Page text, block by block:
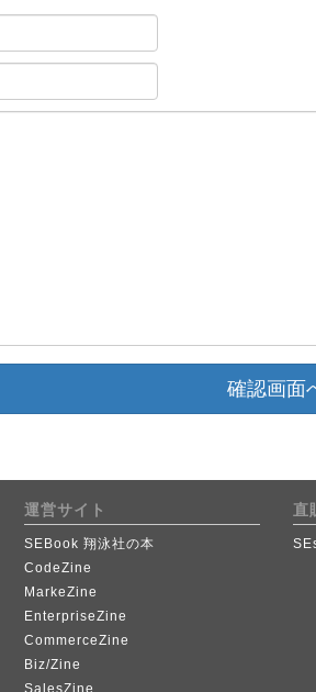
確認画面
運営サイト
SEBook 翔泳社の本
CodeZine
MarkeZine
EnterpriseZine
CommerceZine
Biz/Zine
SalesZine
直